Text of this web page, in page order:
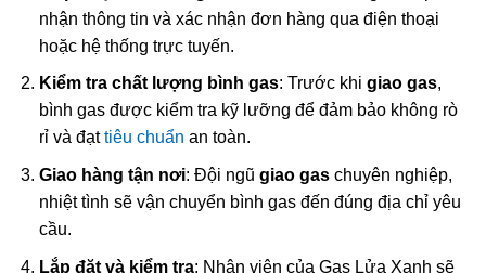
nhận thông tin và xác nhận đơn hàng qua điện thoại
hoặc hệ thống trực tuyến.
Kiểm tra chất lượng bình gas: Trước khi giao gas,
bình gas được kiểm tra kỹ lưỡng để đảm bảo không rò
rỉ và đạttiêu chuẩn an toàn.
Giao hàng tận nơi: Đội ngũ giao gaschuyên nghiệp,
nhiệt tình sẽ vận chuyển bình gas đến đúng địa chỉ yêu
cầu.
Lắp đặt và kiểm tra: Nhân viên của Gas Lửa Xanh sẽ